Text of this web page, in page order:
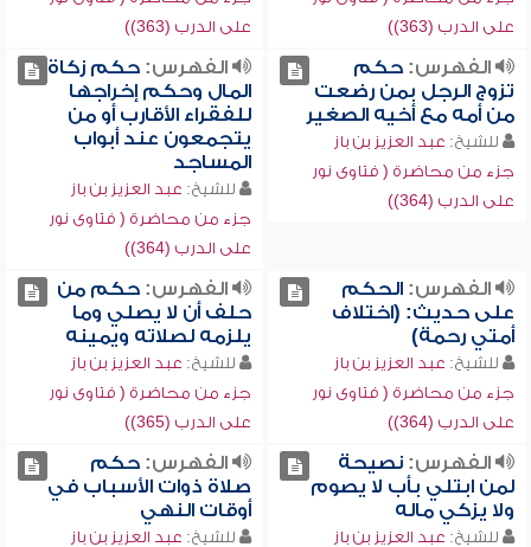
على الدرب (363))
على الدرب (363))
الفهرس:حكم
تزوج الرجل بمن رضعت
من أمه مع أخيه الصغير
للشيخ: عبد العزيز بن باز
جزء من محاضرة ( فتاوى نور
على الدرب (364))
الفهرس:حكم زكاة
المال وحكم إخراجها
للفقراء الأقارب أو من
يتجمعون عند أبواب
المساجد
للشيخ: عبد العزيز بن باز
جزء من محاضرة ( فتاوى نور
على الدرب (364))
الفهرس:الحكم
على حديث: (اختلاف
أمتي رحمة)
للشيخ: عبد العزيز بن باز
جزء من محاضرة ( فتاوى نور
على الدرب (364))
الفهرس:حكم من
حلف أن لا يصلي وما
يلزمه لصلاته ويمينه
للشيخ: عبد العزيز بن باز
جزء من محاضرة ( فتاوى نور
على الدرب (365))
الفهرس:نصيحة
لمن ابتلي بأب لا يصوم
ولا يزكي ماله
للشيخ: عبد العزيز بن باز
الفهرس:حكم
صلاة ذوات الأسباب في
أوقات النهي
للشيخ: عبد العزيز بن باز